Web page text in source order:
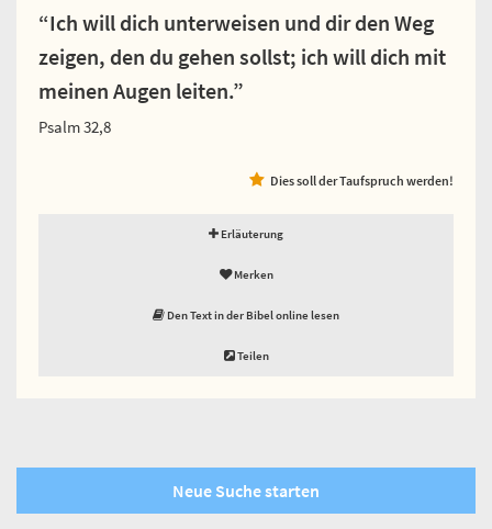
“Ich will dich unterweisen und dir den Weg
zeigen, den du gehen sollst; ich will dich mit
meinen Augen leiten.”
Psalm 32,8
Dies soll der Taufspruch werden!
Erläuterung
Merken
Den Text in der Bibel online lesen
Teilen
Neue Suche starten